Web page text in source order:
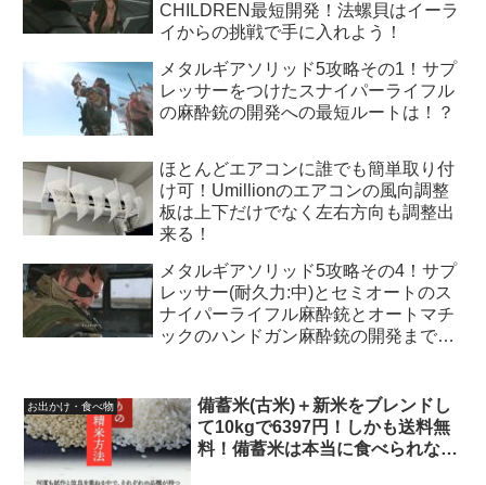
CHILDREN最短開発！法螺貝はイーラ
イからの挑戦で手に入れよう！
メタルギアソリッド5攻略その1！サプ
レッサーをつけたスナイパーライフル
の麻酔銃の開発への最短ルートは！？
ほとんどエアコンに誰でも簡単取り付
け可！Umillionのエアコンの風向調整
板は上下だけでなく左右方向も調整出
来る！
メタルギアソリッド5攻略その4！サプ
レッサー(耐久力:中)とセミオートのス
ナイパーライフル麻酔銃とオートマチ
ックのハンドガン麻酔銃の開発までの
お出かけ・食べ物
備蓄米(古米)＋新米をブレンドし
て10kgで6397円！しかも送料無
料！備蓄米は本当に食べられない